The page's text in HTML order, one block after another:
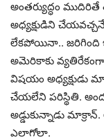
అంతర్యుద్ధం
అధ్యక్షుడిని
లేకపోయినా.. జరిగింది
అమెరికాకు
విషయం అధ్యక్షుడు
చేయలేని పరిస్థితి.
అడ్డుకున్నాడు
ఎలాగోలా.